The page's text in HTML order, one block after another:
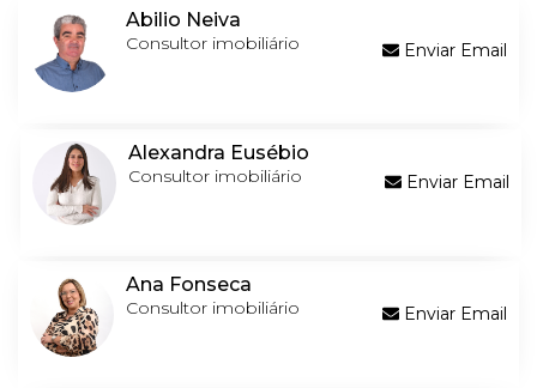
Abilio Neiva
Consultor imobiliário Enviar Email
Alexandra Eusébio
Consultor imobiliário Enviar Email
Ana Fonseca
Consultor imobiliário Enviar Email